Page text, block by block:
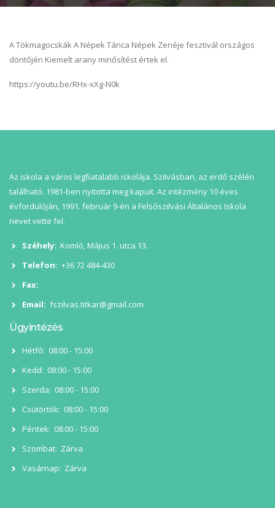
A Tökmagocskák A Népek Tánca Népek Zenéje fesztivál országos
döntőjén Kiemelt arany minősítést értek el.
https://youtu.be/RHx-xXg-N0k
Az iskola a város legfiatalabb iskolája. Szilvásban, az erdő szélén
található. 1981-ben nyitotta meg kapuit. Az intézmény 10 éves
évfordulóján, 1991. február 9-én a Felsőszilvási Általános Iskola
nevet vette fel.
Széhely: Komló, Május 1. utca 13.
Telefon: +36 72 484-430
Fax:
Email: fszilvas.titkar@gmail.com
Ügyintézés
Hétfő: 08:00 - 15:00
Kedd: 08:00 - 15:00
Szerda: 08:00 - 15:00
Csütörtök: 08:00 - 15:00
Péntek: 08:00 - 15:00
Szombat: Zárva
Vasárnap: Zárva